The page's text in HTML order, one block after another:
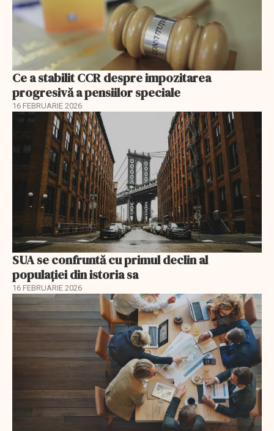
Ce a stabilit CCR despre impozitarea
progresivă a pensiilor speciale
16 FEBRUARIE 2026
SUA se confruntă cu primul declin al
populației din istoria sa
16 FEBRUARIE 2026